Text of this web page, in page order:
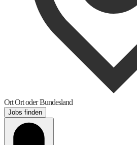
OrtOrt oder Bundesland
Jobs finden